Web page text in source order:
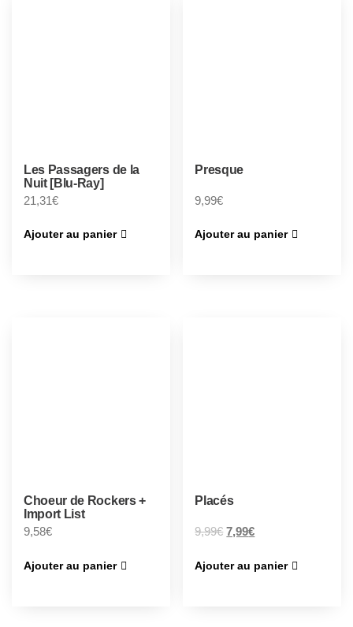
Les Passagers de la
Nuit [Blu-Ray]
21,31€
Ajouter au panier
Presque
9,99€
Ajouter au panier
Choeur de Rockers +
Import List
9,58€
Ajouter au panier
Placés
9,99€ 7,99€
Ajouter au panier